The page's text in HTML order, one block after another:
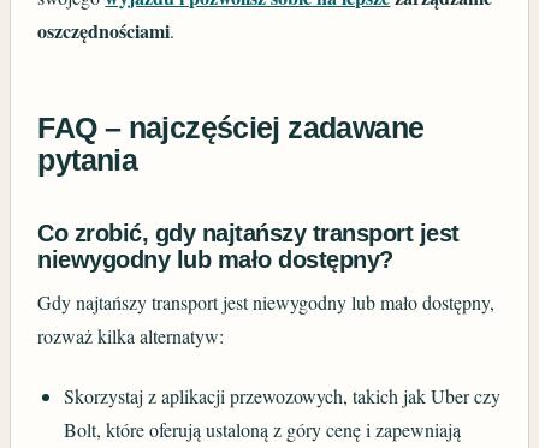
oszczędnościami.
FAQ – najczęściej zadawane
pytania
Co zrobić, gdy najtańszy transport jest
niewygodny lub mało dostępny?
Gdy najtańszy transport jest niewygodny lub mało dostępny,
rozważ kilka alternatyw:
Skorzystaj z aplikacji przewozowych, takich jak Uber czy
Bolt, które oferują ustaloną z góry cenę i zapewniają